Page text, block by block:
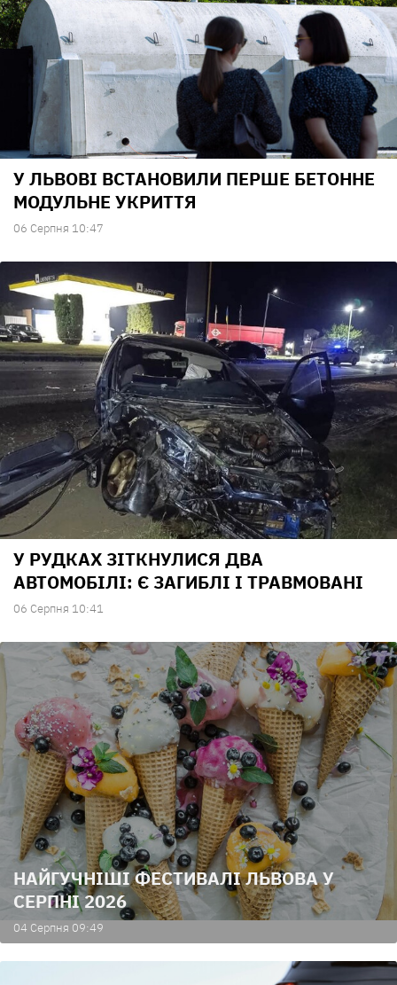
У ЛЬВОВІ ВСТАНОВИЛИ ПЕРШЕ БЕТОННЕ
МОДУЛЬНЕ УКРИТТЯ
06 Серпня 10:47
У РУДКАХ ЗІТКНУЛИСЯ ДВА
АВТОМОБІЛІ: Є ЗАГИБЛІ І ТРАВМОВАНІ
06 Серпня 10:41
НАЙГУЧНІШІ ФЕСТИВАЛІ ЛЬВОВА У
СЕРПНІ 2026
04 Серпня 09:49